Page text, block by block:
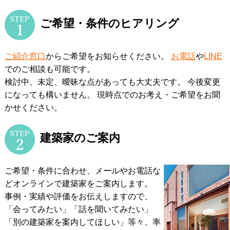
ご希望・条件のヒアリング
ご紹介窓口 からご希望をお知らせください。 お電話やLINE
でのご相談も可能です。
検討中、未定、曖昧な点があっても大丈夫です。 今後変更
になっても構いません。
現時点でのお考え・ご希望をお聞
かせください。
建築家のご案内
ご希望・条件に合わせ、メールやお電話な
どオンラインで建築家をご案内します。
事例・実績や評価をお伝えしますので、
「会ってみたい」「話を聞いてみたい」
「別の建築家を案内してほしい」等々、率